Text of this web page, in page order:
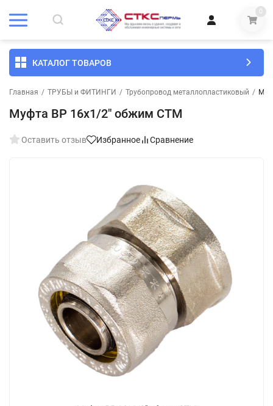
0
КАТАЛОГ ТОВАРОВ
Главная / ТРУБЫ и ФИТИНГИ / Трубопровод металлопластиковый /
Муфта ВР 16х1/2" обжим СТМ
Оставить отзыв Избранное Сравнение